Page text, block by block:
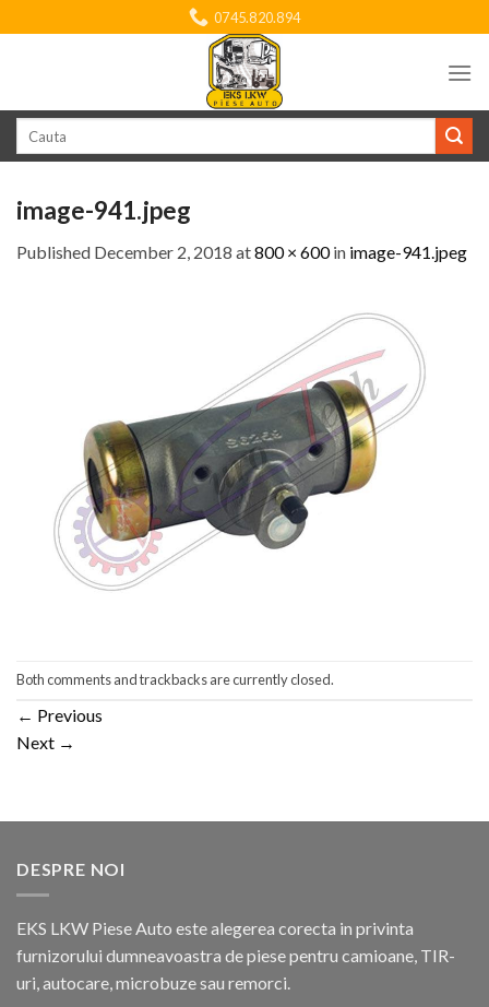
to
0745.820.894
image-941.jpeg
Published December 2, 2018 at800 × 600in image-941.jpeg
Both comments and trackbacks are currently closed.
← Previous
Next →
DESPRE NOI
EKS LKW Piese Auto este alegerea corecta in privinta
furnizorului dumneavoastra de piese pentru camioane, TIR-
uri, autocare, microbuze sau remorci.